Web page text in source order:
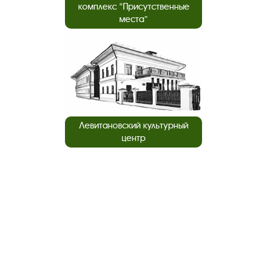
комплекс “Присутственные
места”
Левитановский культурный
центр